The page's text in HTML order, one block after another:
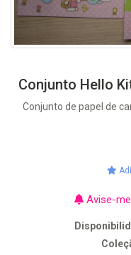
Conjunto Hello
Conjunto de papel de
Avise-me